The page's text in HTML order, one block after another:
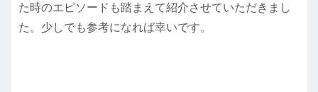
た時のエピソードも踏まえて紹介させていただきまし
た。少しでも参考になれば幸いです。